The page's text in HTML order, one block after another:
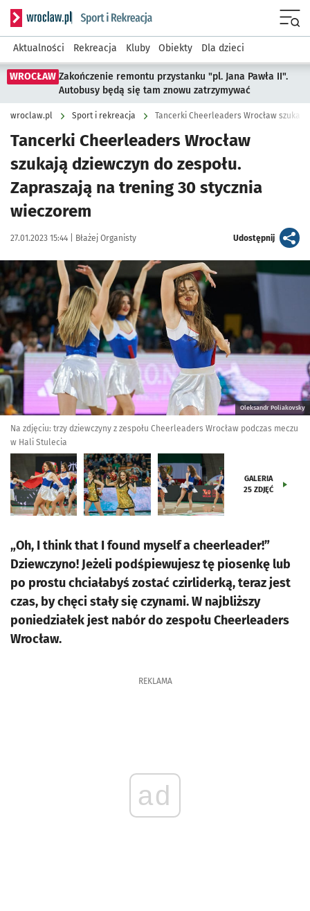
Serwis informacyjny wroclaw.pl podserwis: Sport i rekreacja
Aktualności Rekreacja Kluby Obiekty Dla dzieci
WROCŁAW Zakończenie remontu przystanku "pl. Jana Pawła II".
Autobusy będą się tam znowu zatrzymywać
wroclaw.pl Sport i rekreacja
Tancerki Cheerleaders Wrocław
szukają dziewczyn do zespołu.
Zapraszają na trening 30 stycznia
wieczorem
Data publikacji:
27.01.2023 15:44 | Autor:
Błażej Organisty Udostępnijartykuł
Kliknij, aby zobaczyć galerię
Oleksandr Poliakovsky
Na zdjęciu: trzy dziewczyny z zespołu Cheerleaders Wrocław podczas meczu
w Hali Stulecia
GALERIA
25 ZDJĘĆ
„Oh, I think that I found myself a cheerleader!”
Dziewczyno! Jeżeli podśpiewujesz tę piosenkę lub
po prostu chciałabyś zostać czirliderką, teraz jest
czas, by chęci stały się czynami. W najbliższy
poniedziałek jest nabór do zespołu Cheerleaders
Wrocław.
REKLAMA
ad